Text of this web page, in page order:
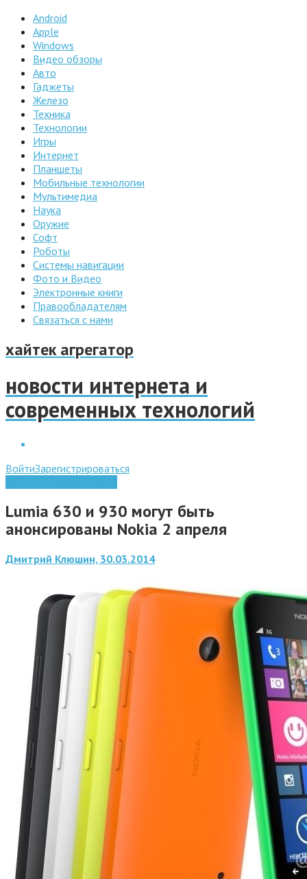
Android
Apple
Windows
Видео обзоры
Авто
Гаджеты
Железо
Техника
Технологии
Игры
Интернет
Планшеты
Мобильные технологии
Мультимедиа
Наука
Оружие
Софт
Роботы
Системы навигации
Фото и Видео
Электронные книги
Правообладателям
Связаться с нами
хайтек агрегатор
новости интернета и
современных технологий
ВойтиЗарегистрироваться
Lumia 630 и 930 могут быть
анонсированы Nokia 2 апреля
Дмитрий Клюшин, 30.03.2014